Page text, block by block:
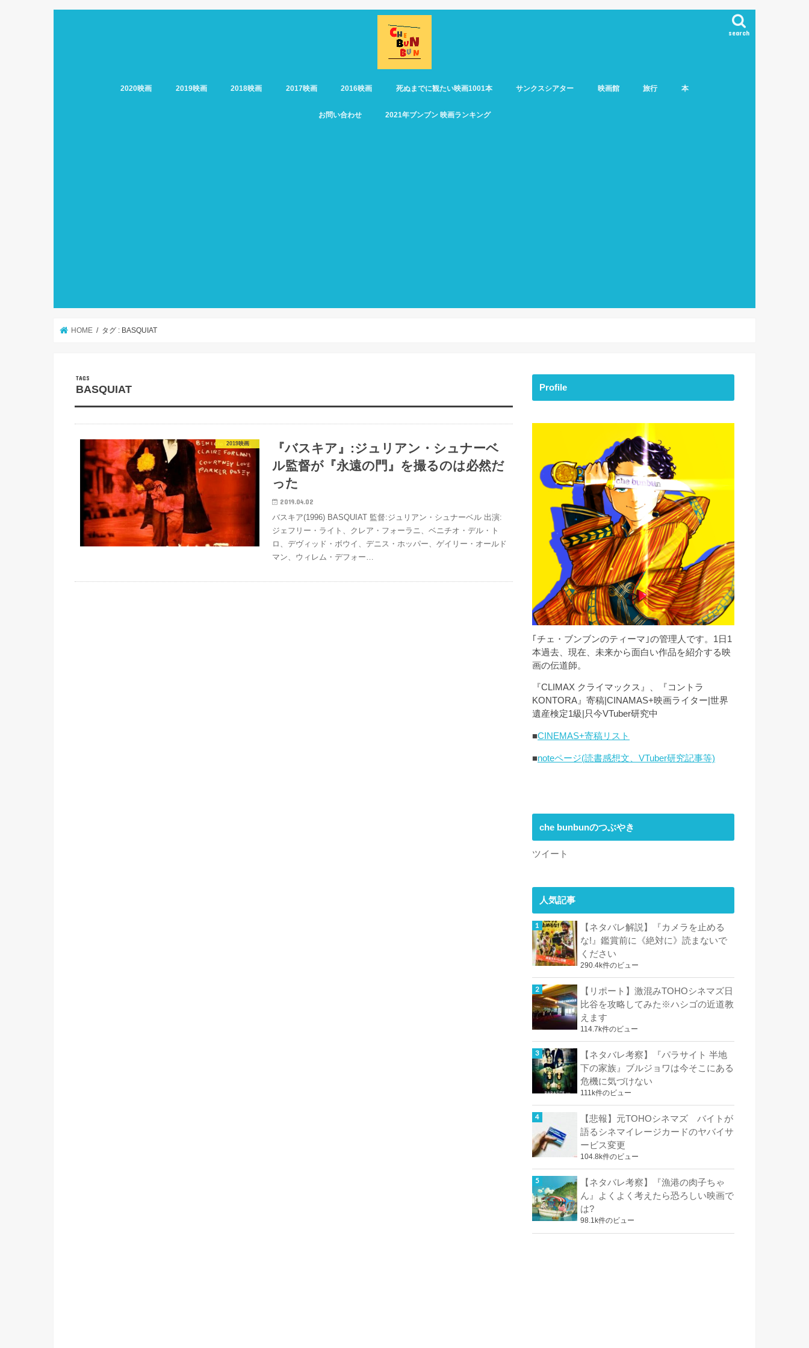
search
2020映画 2019映画 2018映画 2017映画 2016映画 死ぬまでに観たい映画1001本 サンクスシアター 映画館 旅行 本
お問い合わせ 2021年ブンブン 映画ランキング
HOME タグ : BASQUIAT
BASQUIAT
2019映画
『バスキア』:ジュリアン・シュナーベ
ル監督が『永遠の門』を撮るのは必然だ
った
2019.04.02
バスキア(1996) BASQUIAT 監督:ジュリアン・シュナーベル 出演:
ジェフリー・ライト、クレア・フォーラニ、ベニチオ・デル・ト
ロ、デヴィッド・ボウイ、デニス・ホッパー、ゲイリー・オールド
マン、ウィレム・デフォー…
Profile
｢チェ・ブンブンのティーマ｣の管理人です。1日1
本過去、現在、未来から面白い作品を紹介する映
画の伝道師。
『CLIMAX クライマックス』、『コントラ
KONTORA』寄稿|CINAMAS+映画ライター|世界
遺産検定1級|只今VTuber研究中
■CINEMAS+寄稿リスト
■noteページ(読書感想文、VTuber研究記事等)
che bunbunのつぶやき
ツイート
人気記事
【ネタバレ解説】『カメラを止める
な!』鑑賞前に《絶対に》読まないで
ください
290.4k件のビュー
【リポート】激混みTOHOシネマズ日
比谷を攻略してみた※ハシゴの近道教
えます
114.7k件のビュー
【ネタバレ考察】『パラサイト 半地
下の家族』ブルジョワは今そこにある
危機に気づけない
111k件のビュー
【悲報】元TOHOシネマズ バイトが
語るシネマイレージカードのヤバイサ
ービス変更
104.8k件のビュー
【ネタバレ考察】『漁港の肉子ちゃ
ん』よくよく考えたら恐ろしい映画で
は?
98.1k件のビュー